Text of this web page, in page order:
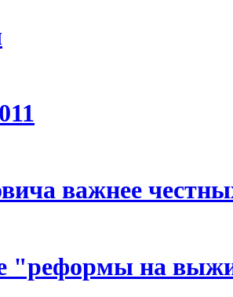
важнее
"реформы на